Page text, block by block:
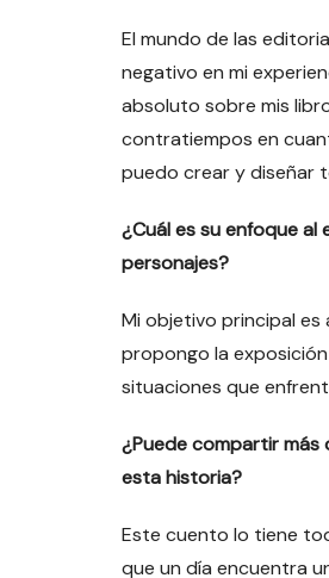
El mundo de las
negativo en mi
absoluto sobre mis
contratiempos en
puedo crear y diseñar
¿Cuál es su enfoque al
personajes?
Mi objetivo principal es
propongo la
situaciones que
¿Puede compartir más
esta historia?
Este cuento lo tiene
que un día encuentra